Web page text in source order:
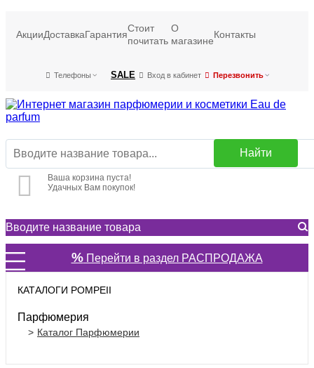
АкцииДоставкаГарантия
Стоит
почитать
О
магазине
Контакты
Телефоны SALE Вход в кабинет Перезвонить
Найти
Ваша корзина пуста!
Удачных Вам покупок!
%Перейти в раздел РАСПРОДАЖА
КАТАЛОГИ POMPEII
Парфюмерия
Каталог Парфюмерии